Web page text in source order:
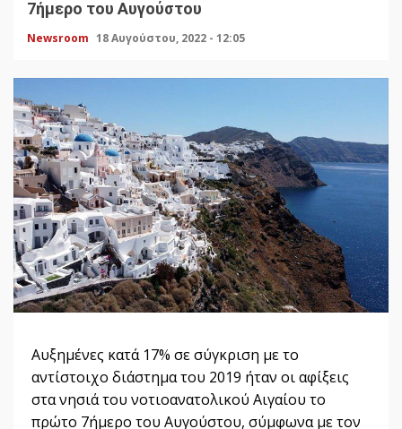
7ήμερο του Αυγούστου
Newsroom 18 Αυγούστου, 2022 - 12:05
Αυξημένες κατά 17% σε σύγκριση με το
αντίστοιχο διάστημα του 2019 ήταν οι αφίξεις
στα νησιά του νοτιοανατολικού Αιγαίου το
πρώτο 7ήμερο του Αυγούστου, σύμφωνα με τον